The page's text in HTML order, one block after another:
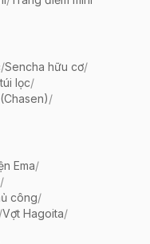
/Sencha hữu cơ/
lọc/
/
Ema/
/
công/
/Vợt Hagoita/